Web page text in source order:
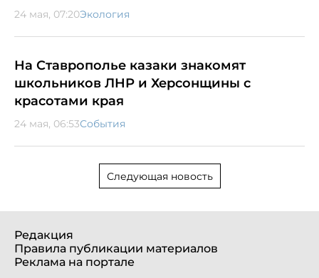
24 мая, 07:20Экология
На Ставрополье казаки знакомят
школьников ЛНР и Херсонщины с
красотами края
24 мая, 06:53События
Следующая новость
Редакция
Правила публикации материалов
Реклама на портале